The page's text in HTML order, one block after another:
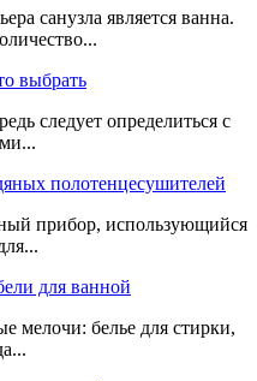
санузла является ванна.
выбрать
следует определиться с
полотенцесушителей
прибор, использующийся
для ванной
мелочи: белье для стирки,